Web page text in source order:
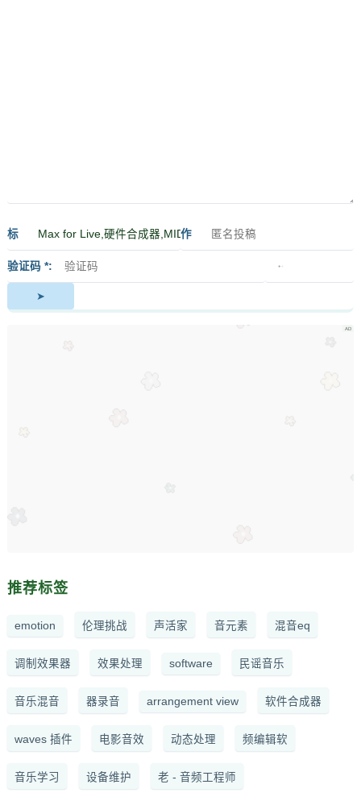
标
签
作
验证码 *
推荐标签
emotion 伦理挑战 声活家 音元素 混音eq
调制效果器 效果处理 software 民谣音乐
音乐混音 器录音 arrangement view 软件合成器
waves 插件 电影音效 动态处理 频编辑软
音乐学习 设备维护 老 - 音频工程师